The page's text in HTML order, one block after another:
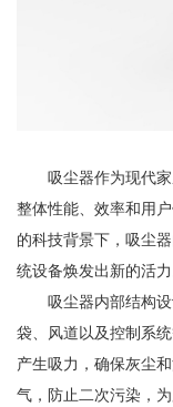
吸尘器作为现代
整体性能、效率和用
的科技背景下，吸尘
统设备焕发出新的活力
吸尘器内部结构
袋、风道以及控制系
产生吸力，确保灰尘
气，防止二次污染，